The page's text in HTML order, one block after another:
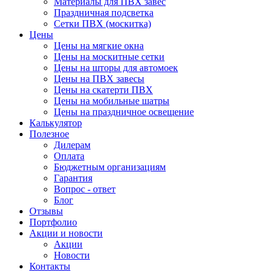
Праздничная подсветка
Сетки ПВХ (москитка)
Цены
Цены на мягкие окна
Цены на москитные сетки
Цены на шторы для автомоек
Цены на ПВХ завесы
Цены на скатерти ПВХ
Цены на мобильные шатры
Цены на праздничное освещение
Калькулятор
Полезное
Дилерам
Оплата
Бюджетным организациям
Гарантия
Вопрос - ответ
Блог
Отзывы
Портфолио
Акции и новости
Акции
Новости
Контакты